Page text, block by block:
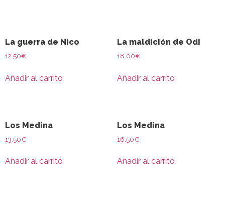
La guerra de Nico
12.50€
Añadir al carrito
La maldición de Odi
18.00€
Añadir al carrito
Los Medina
13.50€
Añadir al carrito
Los Medina
16.50€
Añadir al carrito